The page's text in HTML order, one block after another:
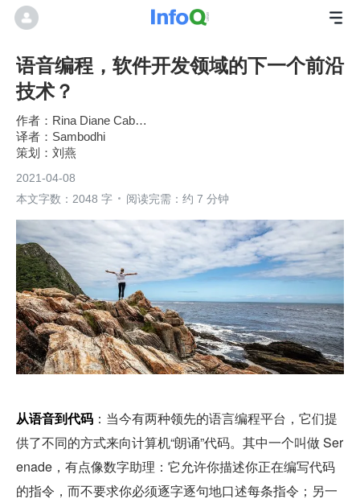
语音编程，软件开发领域的下一个前沿
技术？
Rina Diane Caballar
Sambodhi
刘燕
2021-04-08
本文字数：2048 字
阅读完需：约 7 分钟
从语音到代码 ：当今有两种领先的语言编程平台，它们提
供了不同的方式来向计算机“朗诵”代码。其中一个叫做 Ser
enade，有点像数字助理：它允许你描述你正在编写代码
的指令，而不要求你必须逐字逐句地口述每条指令；另一